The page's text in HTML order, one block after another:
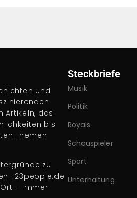
und
Artikeln, das
bis
Themen
zu
123people.de
– immer
Steckbriefe
Musik
Politik
Royals
Schauspieler
Sport
Unterhaltung